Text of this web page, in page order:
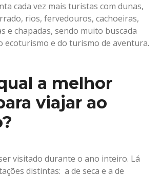
cada vez mais turistas com dunas,
rios, fervedouros, cachoeiras,
e chapadas, sendo muito buscada
ecoturismo e do turismo de aventura.
a melhor
viajar ao
visitado durante o ano inteiro. Lá
distintas: a de seca e a de